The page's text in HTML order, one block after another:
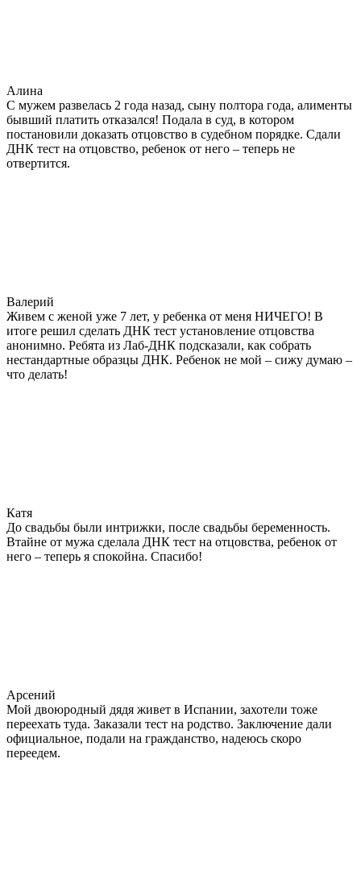
Алина
С мужем развелась 2 года назад, сыну полтора года, алименты
бывший платить отказался! Подала в суд, в котором
постановили доказать отцовство в судебном порядке. Сдали
ДНК тест на отцовство, ребенок от него – теперь не
отвертится.
Валерий
Живем с женой уже 7 лет, у ребенка от меня НИЧЕГО! В
итоге решил сделать ДНК тест установление отцовства
анонимно. Ребята из Лаб-ДНК подсказали, как собрать
нестандартные образцы ДНК. Ребенок не мой – сижу думаю –
что делать!
Катя
До свадьбы были интрижки, после свадьбы беременность.
Втайне от мужа сделала ДНК тест на отцовства, ребенок от
него – теперь я спокойна. Спасибо!
Арсений
Мой двоюродный дядя живет в Испании, захотели тоже
переехать туда. Заказали тест на родство. Заключение дали
официальное, подали на гражданство, надеюсь скоро
переедем.